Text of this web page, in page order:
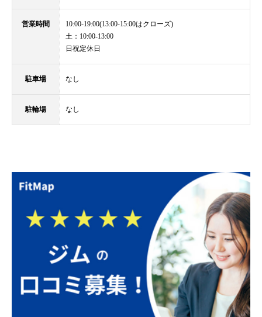
営業時間
10:00-19:00(13:00-15:00はクローズ)
土：10:00-13:00
日祝定休日
駐車場 なし
駐輪場 なし